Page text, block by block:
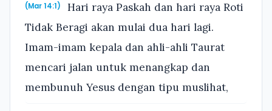
(Mar 14:1)
Hari raya Paskah dan hari raya Roti
Tidak Beragi akan mulai dua hari lagi.
Imam-imam kepala dan ahli-ahli Taurat
mencari jalan untuk menangkap dan
membunuh Yesus dengan tipu muslihat,